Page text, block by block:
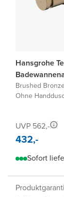
Hansgrohe
Brushed
Ohne
UVP 562,-
432,-
Sofort